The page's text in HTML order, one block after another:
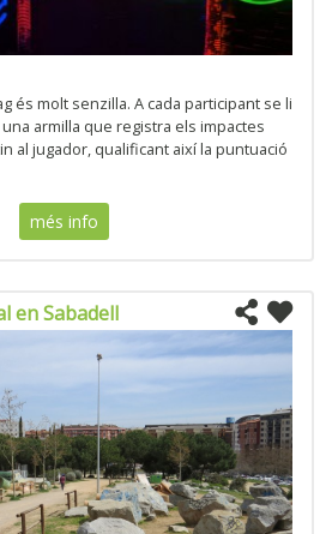
és molt senzilla. A cada participant se li
armilla que registra els impactes
al jugador, qualificant així la puntuació
més info
en Sabadell